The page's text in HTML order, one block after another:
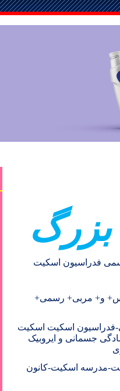
فدراسیون اسکیت
و+ مربی+ رسمی+
فدراسیون اسکیت اسکیت
جسمانی و ایروبیک
مدرسه اسکیت-کانون